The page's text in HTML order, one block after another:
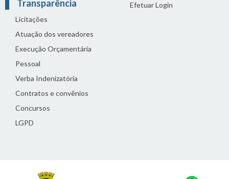
Transparência
Licitações
Atuação dos vereadores
Execução Orçamentária
Pessoal
Verba Indenizatória
Contratos e convênios
Concursos
LGPD
Efetuar Login